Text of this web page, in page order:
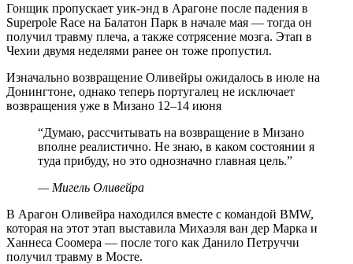
Гонщик пропускает уик-энд в Арагоне после падения в
Superpole Race на Балатон Парк в начале мая — тогда он
получил травму плеча, а также сотрясение мозга. Этап в
Чехии двумя неделями ранее он тоже пропустил.
Изначально возвращение Оливейры ожидалось в июле на
Донингтоне, однако теперь португалец не исключает
возвращения уже в Мизано 12–14 июня
“Думаю, рассчитывать на возвращение в Мизано
вполне реалистично. Не знаю, в каком состоянии я
туда прибуду, но это однозначно главная цель.”
— Мигель Оливейра
В Арагон Оливейра находился вместе с командой BMW,
которая на этот этап выставила Михаэля ван дер Марка и
Ханнеса Соомера — после того как Данило Петруччи
получил травму в Мосте.